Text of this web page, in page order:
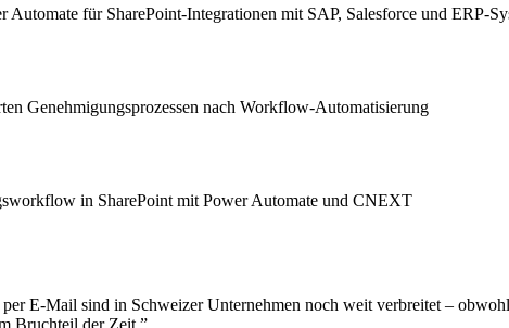
für SharePoint-Integrationen mit SAP, Salesforce und ERP-
Genehmigungsprozessen nach Workflow-Automatisierung
in SharePoint mit Power Automate und CNEXT
per E-Mail sind in Schweizer Unternehmen noch weit verbreitet –
Bruchteil der Zeit.”